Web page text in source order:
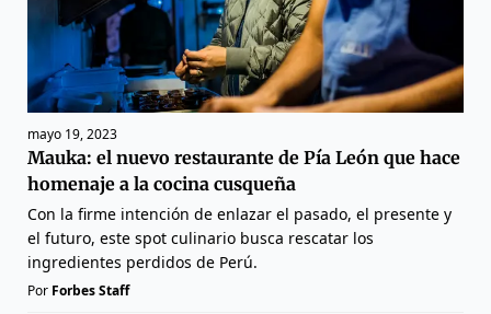
mayo 19, 2023
Mauka: el nuevo restaurante de Pía León que hace
homenaje a la cocina cusqueña
Con la firme intención de enlazar el pasado, el presente y
el futuro, este spot culinario busca rescatar los
ingredientes perdidos de Perú.
Por Forbes Staff